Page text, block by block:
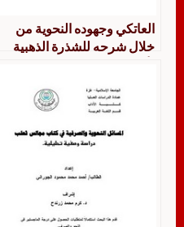
العاتكي وجهوده النحوية من
خلال شرحه للشذرة الذهبية